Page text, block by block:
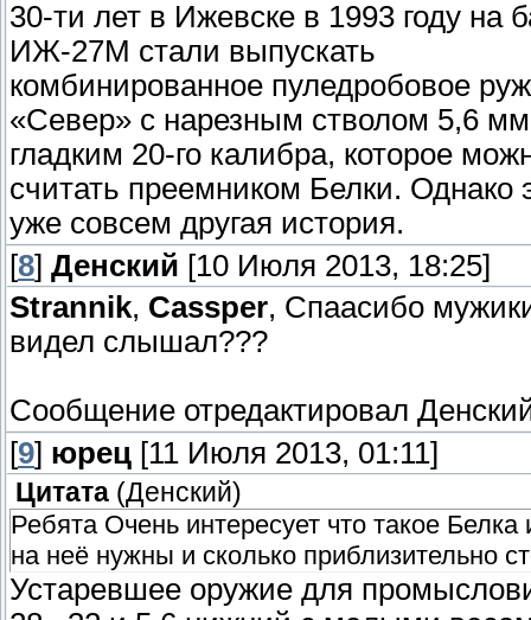
30-ти лет в Ижевске в 1993 году на
ИЖ-27М стали выпускать
комбинированное пуледробовое
«Север» с нарезным стволом 5,6
гладким 20-го калибра, которое
считать преемником Белки. Однако
уже совсем другая история.
[8] Денский [10 Июля 2013, 18:25]
Strannik, Cassper, Спаасибо
видел слышал???
Сообщение отредактировал
[9] юрец [11 Июля 2013, 01:11]
Цитата (Денский)
Ребята Очень интересует что такое
на неё нужны и сколько приблизительно
Устаревшее оружие для